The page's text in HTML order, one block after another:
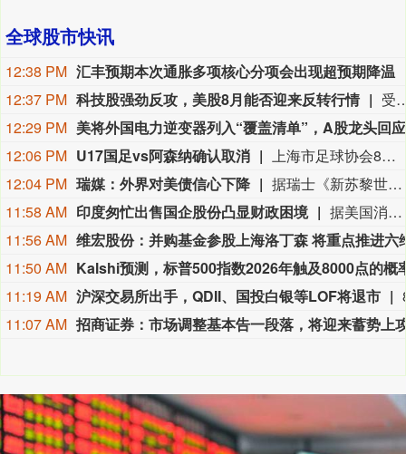
全球股市快讯
12:38 PM 汇丰预期本次通胀多项核心分项会出现超预期降温
12:37 PM 科技股强劲反攻，美股8月能否迎来反转行情
受科技巨头大涨，叠加市场乐观预期伊朗与阿曼达成协议、霍尔木兹海峡将重新开放和美联储9月议息会议的加息预期因非农回落的影响，本周美股强劲上攻，三大指数均刷新今年4月以来的最佳表现。未来一周，美联储政策前景将受到新一轮通胀指标的直接考验，而人工智能（AI）产业链也会迎来一轮新财报的洗礼。牛津
12:29 PM
12:06 PM U17国足vs阿森纳确认取消
上海市足球协会8月9日中午在微信公众号上发布公告，2026上海明日之星冠军杯男子组决赛取消。决赛对阵为中国男足U17对阵阿森纳U17，受台风影响，本场比赛现已确定取消，不延期进行。
12:04 PM 瑞媒：外界对美债信心下降
据瑞士《新苏黎世报》网站8月5日报道，截至2025年底，美国未偿国债规模达30.7万亿美元，相当于美国国内生产总值的95%左右。政府总债务甚至更高，占国内生产总值比例超过120%，但其中一部分并未在市场上流通，而是由美国联邦储备委员会（美联储）等机构持有。（参考消息）
11:58 AM 印度匆忙出售国企股份凸显财政困境
据美国消费者新闻与商业频道网站8月5日报道，印度政府今年一直急于出售其在国有企业的股份。到目前为止，该国已经减持了10家国有企业的股份，今年共筹集资金超过6200亿卢比（约合65亿美元）。当通胀压力和财政限制可能抑制政府支出时，印度很难保住全球增长最快的大型经济体的地位。报道称，但印度不能失去其经济增长优势，因为它正在争夺全球投资者的注意力。这些投资者已经把印度放在了次要位置，因为他们专注于人工智能驱动的业务，而这正是这个南亚国家的经济增长故事所缺失的。（参考消息）
11:56 AM
11:50 AM
11:19 AM 沪深交易所出手，QDII、国投白银等LOF将退市
11:07 AM